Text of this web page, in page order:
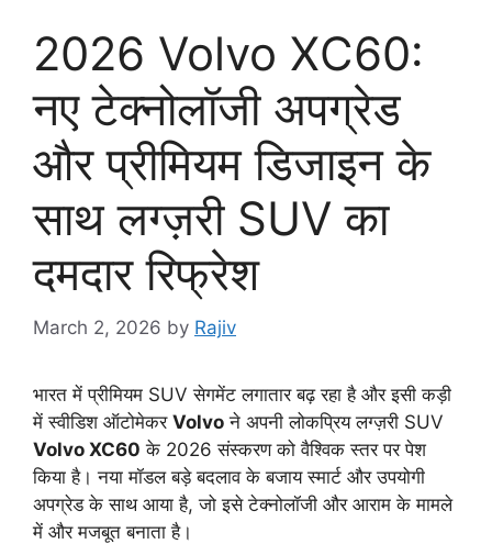
2026 Volvo XC60:
नए टेक्नोलॉजी अपग्रेड
और प्रीमियम डिजाइन के
साथ लग्ज़री SUV का
दमदार रिफ्रेश
March 2, 2026 by Rajiv
भारत में प्रीमियम SUV सेगमेंट लगातार बढ़ रहा है और इसी कड़ी
में स्वीडिश ऑटोमेकर Volvo ने अपनी लोकप्रिय लग्ज़री SUV
Volvo XC60 के 2026 संस्करण को वैश्विक स्तर पर पेश
किया है। नया मॉडल बड़े बदलाव के बजाय स्मार्ट और उपयोगी
अपग्रेड के साथ आया है, जो इसे टेक्नोलॉजी और आराम के मामले
में और मजबूत बनाता है।